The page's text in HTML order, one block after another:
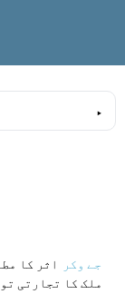
جے وکر
اثر کا
ملک کا تجارتی